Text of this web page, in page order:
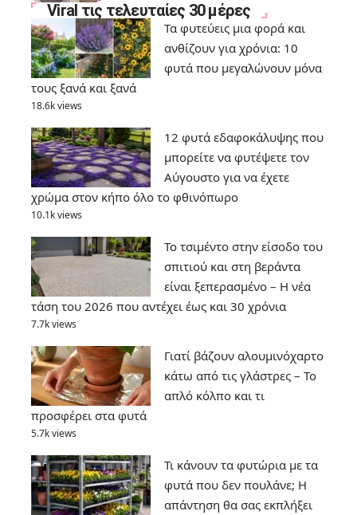
Viral τις τελευταίες 30 μέρες
Τα φυτεύεις μια φορά και
ανθίζουν για χρόνια: 10
φυτά που μεγαλώνουν μόνα
τους ξανά και ξανά
18.6k views
12 φυτά εδαφοκάλυψης που
μπορείτε να φυτέψετε τον
Αύγουστο για να έχετε
χρώμα στον κήπο όλο το φθινόπωρο
10.1k views
Το τσιμέντο στην είσοδο του
σπιτιού και στη βεράντα
είναι ξεπερασμένο – Η νέα
τάση του 2026 που αντέχει έως και 30 χρόνια
7.7k views
Γιατί βάζουν αλουμινόχαρτο
κάτω από τις γλάστρες – Το
απλό κόλπο και τι
προσφέρει στα φυτά
5.7k views
Τι κάνουν τα φυτώρια με τα
φυτά που δεν πουλάνε; Η
απάντηση θα σας εκπλήξει